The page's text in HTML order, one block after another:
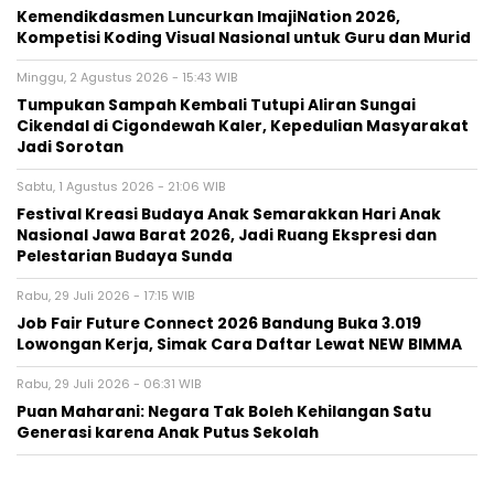
Kemendikdasmen Luncurkan ImajiNation 2026,
Kompetisi Koding Visual Nasional untuk Guru dan Murid
Minggu, 2 Agustus 2026 - 15:43 WIB
Tumpukan Sampah Kembali Tutupi Aliran Sungai
Cikendal di Cigondewah Kaler, Kepedulian Masyarakat
Jadi Sorotan
Sabtu, 1 Agustus 2026 - 21:06 WIB
Festival Kreasi Budaya Anak Semarakkan Hari Anak
Nasional Jawa Barat 2026, Jadi Ruang Ekspresi dan
Pelestarian Budaya Sunda
Rabu, 29 Juli 2026 - 17:15 WIB
Job Fair Future Connect 2026 Bandung Buka 3.019
Lowongan Kerja, Simak Cara Daftar Lewat NEW BIMMA
Rabu, 29 Juli 2026 - 06:31 WIB
Puan Maharani: Negara Tak Boleh Kehilangan Satu
Generasi karena Anak Putus Sekolah